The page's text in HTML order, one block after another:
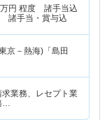
万円 程度 諸手当込
諸手当・賞与込
京－熱海)「島田
求業務、レセプト業